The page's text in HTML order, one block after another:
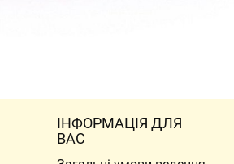
ІНФОРМАЦІЯ ДЛЯ
ВАС